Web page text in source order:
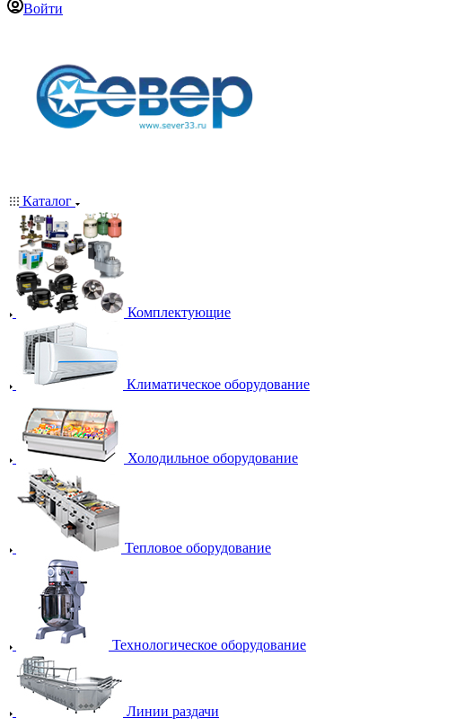
Войти
Каталог
Комплектующие
Климатическое оборудование
Холодильное оборудование
Тепловое оборудование
Технологическое оборудование
Линии раздачи